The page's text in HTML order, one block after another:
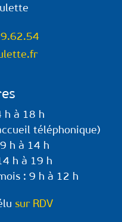
h à 18 h
téléphonique)
h à 14 h
h à 19 h
: 9 h à 12 h
sur RDV